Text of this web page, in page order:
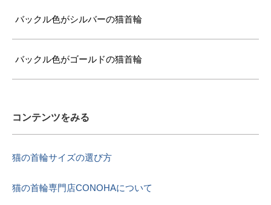
バックル色がシルバーの猫首輪
バックル色がゴールドの猫首輪
コンテンツをみる
猫の首輪サイズの選び方
猫の首輪専門店CONOHAについて